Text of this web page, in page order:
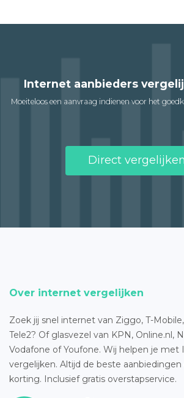
Internet aanbieders
Moeiteloos een aanvraag indienen voor het
Direct vergelijken
Over internet vergelijken
Zoek jij snel internet van Ziggo, T-
Tele2? Of glasvezel van KPN, Online.nl,
Vodafone of Youfone. Wij helpen je met
vergelijken. Altijd de beste
korting. Inclusief gratis overstapservice.